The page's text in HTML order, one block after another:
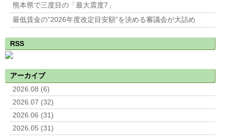
熊本県で三度目の「最大震度7」
最低賃金の”2026年度改定目安額”を決める審議会が大詰め
RSS
アーカイブ
2026.08 (6)
2026.07 (32)
2026.06 (31)
2026.05 (31)